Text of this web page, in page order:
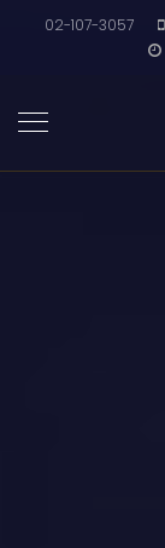
02-107-3057